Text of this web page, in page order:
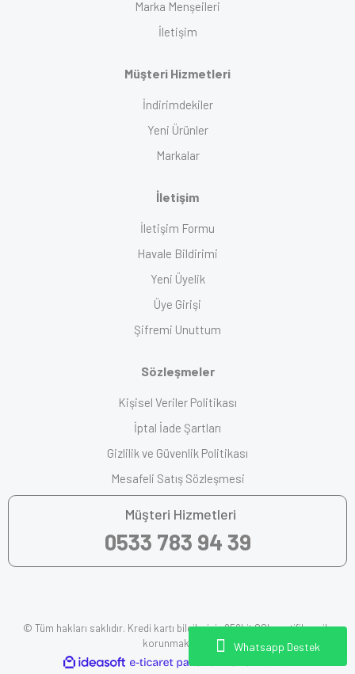
Whatsapp Destek
Marka Menşeileri
İletişim
Müşteri Hizmetleri
İndirimdekiler
Yeni Ürünler
Markalar
İletişim
İletişim Formu
Havale Bildirimi
Yeni Üyelik
Üye Girişi
Şifremi Unuttum
Sözleşmeler
Kişisel Veriler Politikası
İptal İade Şartları
Gizlilik ve Güvenlik Politikası
Mesafeli Satış Sözleşmesi
Müşteri Hizmetleri
0533 783 94 39
© Tüm hakları saklıdır. Kredi kartı bilgileriniz 256bit SSL sertifikası ile
korunmaktadır.
ideasoft